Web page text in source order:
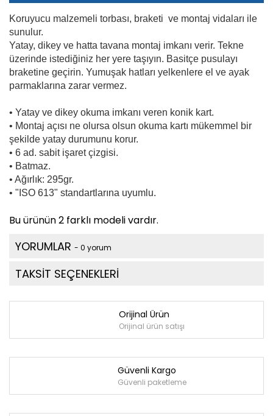
Koruyucu malzemeli torbası, braketi ve montaj vidaları ile
sunulur.
Yatay, dikey ve hatta tavana montaj imkanı verir. Tekne
üzerinde istediğiniz her yere taşıyın. Basitçe pusulayı
braketine geçirin. Yumuşak hatları yelkenlere el ve ayak
parmaklarına zarar vermez.
• Yatay ve dikey okuma imkanı veren konik kart.
• Montaj açısı ne olursa olsun okuma kartı mükemmel bir
şekilde yatay durumunu korur.
• 6 ad. sabit işaret çizgisi.
• Batmaz.
• Ağırlık: 295gr.
• "ISO 613" standartlarına uyumlu.
Bu ürünün 2 farklı modeli vardır.
YORUMLAR - 0 yorum
TAKSİT SEÇENEKLERİ
Orijinal Ürün
Orijinal ürün satışı
Güvenli Kargo
Güvenli paketleme